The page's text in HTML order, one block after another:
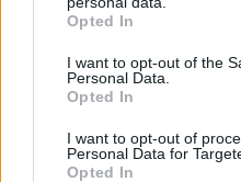
grant or deny consent to
use your data for below
consent section.
Opted In
I want to opt-out of the
Personal Data.
Opted In
I want to opt-out of
Personal Data for
Opted In
Best of Network